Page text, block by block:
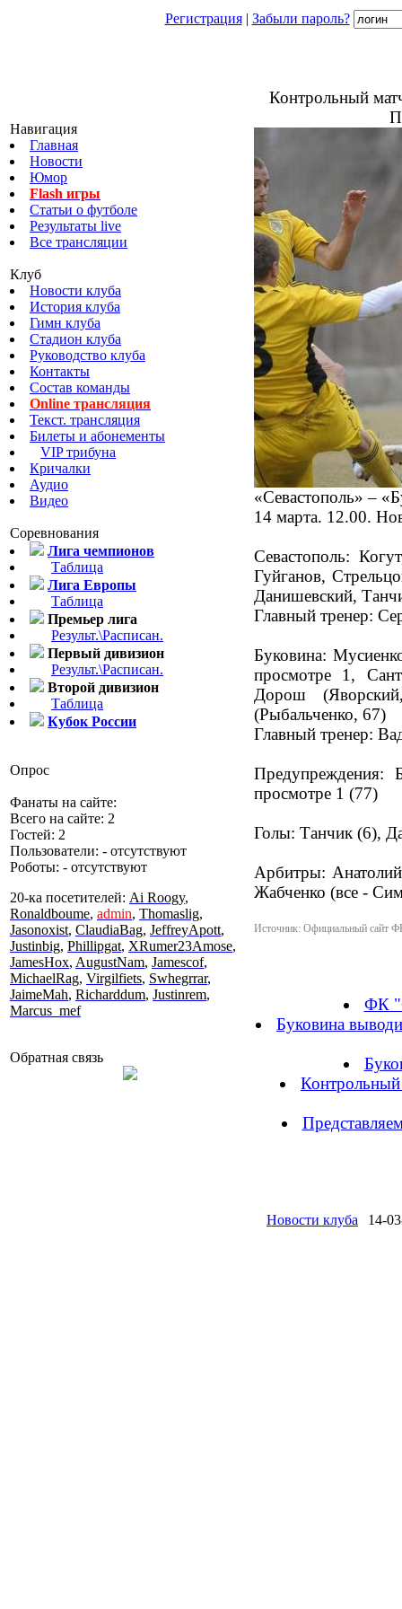
Регистрация| Забыли пароль?
Навигация
Главная
Новости
Юмор
Flash игры
Статьи о футболе
Результаты live
Все трансляции
Клуб
Новости клуба
История клуба
Гимн клуба
Стадион клуба
Руководство клуба
Контакты
Состав команды
Online трансляция
Текст. трансляция
Билеты и абонементы
VIP трибуна
Кричалки
Аудио
Видео
Соревнования
Лига чемпионов
Таблица
Лига Европы
Таблица
Премьер лига
Результ.\Расписан.
Первый дивизион
Результ.\Расписан.
Второй дивизион
Таблица
Кубок России
Опрос
Фанаты на сайте:
Всего на сайте: 2
Гостей: 2
Пользователи: - отсутствуют
Роботы: - отсутствуют
20-ка посетителей: Ai Roogy,
Ronaldboume, admin, Thomaslig,
Jasonoxist, ClaudiaBag, JeffreyApott,
Justinbig, Phillipgat, XRumer23Amose,
JamesHox, AugustNam, Jamescof,
MichaelRag, Virgilfiets, Swhegrrar,
JaimeMah, Richarddum, Justinrem,
Marcus_mef
Обратная связь
Контрольный
«Севастополь» –
14 марта. 12.00.
Севастополь:
Гуйганов,
Данишевский,
Главный тренер:
Буковина:
просмотре 1,
Дорош
(Рыбальченко, 67)
Главный тренер:
просмотре 1 (77)
Голы: Танчик (6),
Арбитры:
Жабченко (все -
Источник: Официальный сайт
ФК
Буковина
Контрольный
Новости клуба 14-